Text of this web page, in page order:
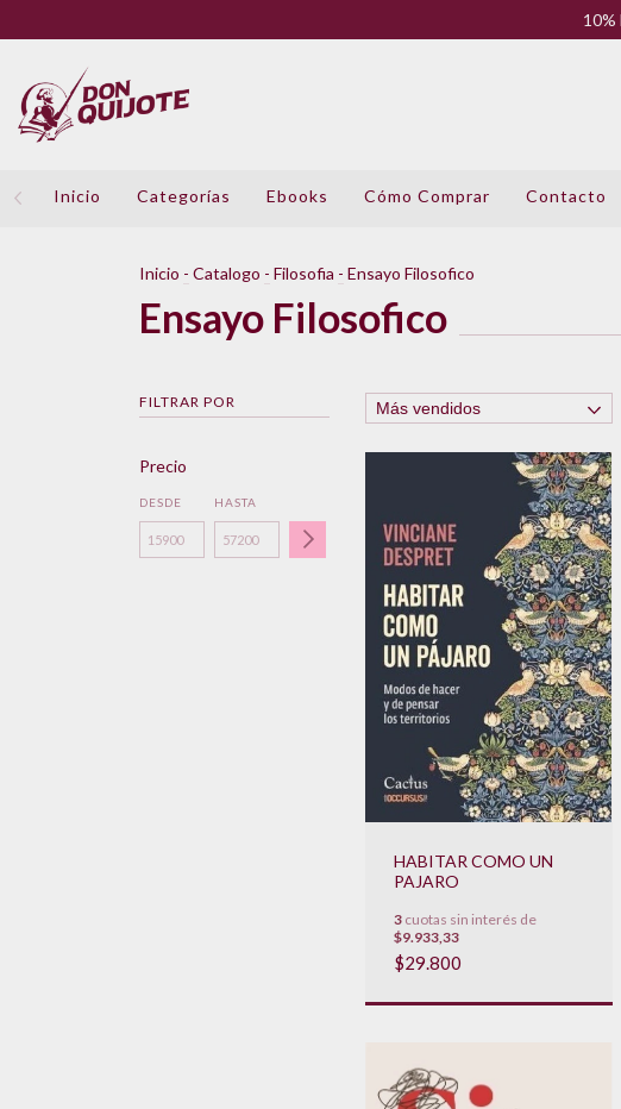
10%
Inicio Categorías Ebooks Cómo Comprar Contacto
Inicio - Catalogo - Filosofia - Ensayo Filosofico
Ensayo Filosofico
FILTRAR POR
Precio
DESDE HASTA
HABITAR COMO UN
PAJARO
3 cuotas sin interés de
$9.933,33
$29.800